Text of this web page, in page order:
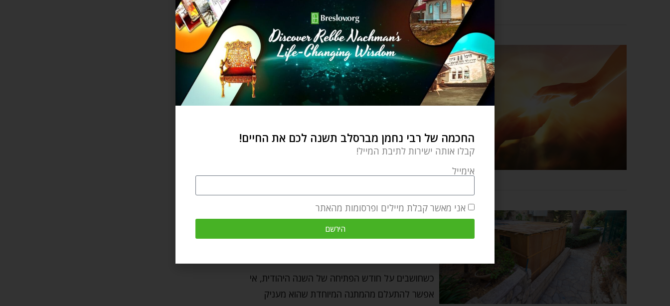
צמיחה אישית
תפוס את הטוב
by breslov.org ינואר 8, 2023
סוכות ושמחת תורה
גם אתה חדש!
כשחושבים על חודש הפתיחה של השנה היהודית, אי
אפשר להתעלם מהמתנה המיוחדת שהוא מעניק
החכמה של רבי נחמן מברסלב תשנה לכם את החיים!
קבלו אותה ישירות לתיבת המייל!
אימייל
אני מאשר קבלת מיילים ופרסומות מהאתר
הירשם